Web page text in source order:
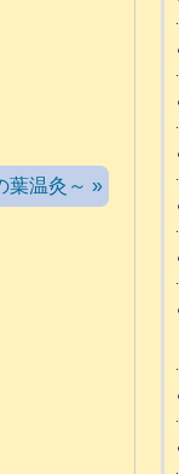
葉温灸～ »